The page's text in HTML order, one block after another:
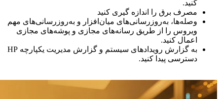
کنید.
مصرف برق را اندازه گیری کنید
وصله‌ها، به‌روزرسانی‌های میان‌افزار و به‌روزرسانی‌های مهم
ویروس را از طریق رسانه‌های مجازی و پوشه‌های مجازی
اعمال کنید.
به گزارش رویدادهای سیستم و گزارش مدیریت یکپارچه HP
دسترسی پیدا کنید.